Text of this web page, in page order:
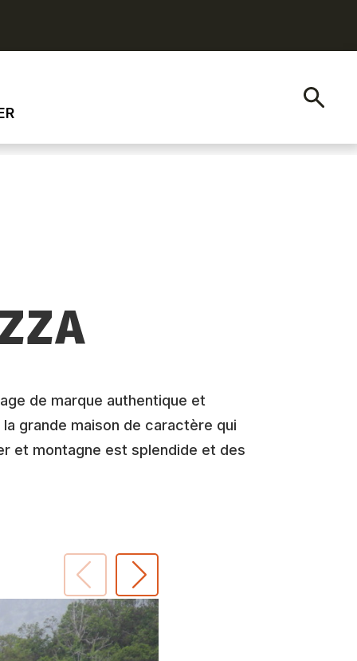
de marque authentique et
grande maison de caractère qui
et montagne est splendide et des